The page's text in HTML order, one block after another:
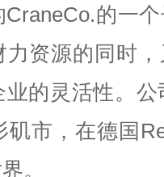
的一
资源的同时
的灵活性。
市，在德国
。